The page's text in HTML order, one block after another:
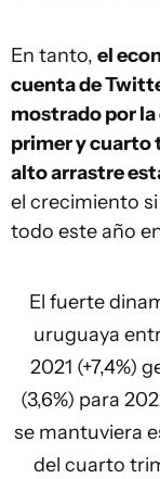
En tanto, el
cuenta de
mostrado por
primer y cuarto
alto arrastre
el crecimiento
todo este año
El fuerte
uruguaya
2021 (+7,4%)
(3,6%) para
se mantuviera
del cuarto